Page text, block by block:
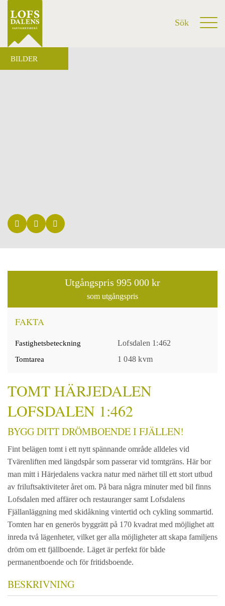
BILDER
TOMT HÄRJEDALEN
LOFSDALEN 1:462
BYGG DITT DRÖMBOENDE I FJÄLLEN!
Fint belägen tomt i ett nytt spännande område alldeles vid
Tvärenliften med längdspår som passerar vid tomtgräns. Här bor
man mitt i Härjedalens vackra natur med närhet till ett stort utbud
av friluftsaktiviteter året om. På bara några minuter med bil finns
Lofsdalen med affärer och restauranger samt Lofsdalens
Fjällanläggning med skidåkning vintertid och cykling sommartid.
Tomten har en generös byggrätt på 170 kvadrat med möjlighet att
inreda två lägenheter, vilket ger alla möjligheter att skapa familjens
dröm om ett fjällboende. Läget är perfekt för både
permanentboende och för fritidsboende.
Utgångspris 995 000 kr
som utgångspris
FAKTA
Fastighetsbeteckning Lofsdalen 1:462
Tomtarea 1 048 kvm
BESKRIVNING